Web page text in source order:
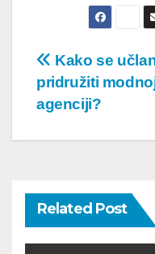
Post
Kako se
pridružiti
agenciji?
Related Post